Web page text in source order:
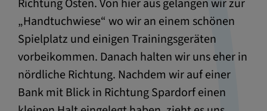
Richtung Osten. Von hier aus gelangen wir zur
„Handtuchwiese“ wo wir an einem schönen
Spielplatz und einigen Trainingsgeräten
vorbeikommen. Danach halten wir uns eher in
nördliche Richtung. Nachdem wir auf einer
Bank mit Blick in Richtung Spardorf einen